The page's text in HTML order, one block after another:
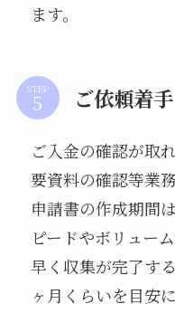
ます。
STEP ご依頼着手
ご入金の確認が取
要資料の確認等業
申請書の作成期間
ピードやボリュー
早く収集が完了す
ヶ月くらいを目安